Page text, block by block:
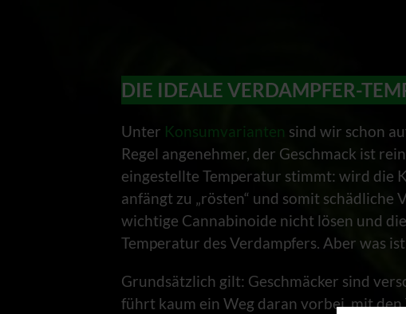
DIE IDEALE VERDAMPFER-
Unter Konsumvarianten sind wir schon
Regel angenehmer, der Geschmack ist
eingestellte Temperatur stimmt: wird die
anfängt zu „rösten“ und somit
wichtige Cannabinoide nicht lösen und
Temperatur des Verdampfers. Aber was
Grundsätzlich gilt: Geschmäcker sind
führt kaum ein Weg daran vorbei, mit den